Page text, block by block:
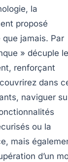
la
proposé
jamais. Par
» décuple
renforçant
dans
naviguer
ou la
mais
d’un